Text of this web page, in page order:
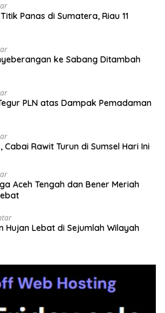
Panas di Sumatera, Riau 11
ke Sabang Ditambah
PLN atas Dampak Pemadaman
Cabai Rawit Turun di Sumsel Hari Ini
Aceh Tengah dan Bener Meriah
Hujan Lebat di Sejumlah Wilayah